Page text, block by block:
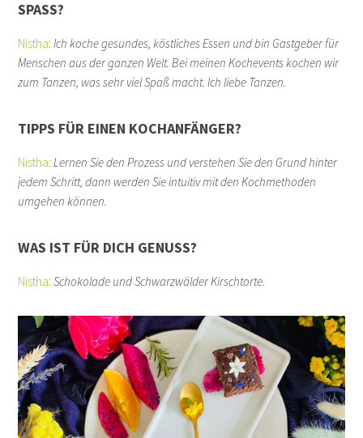
SPASS?
Nistha:Ich koche gesundes, köstliches Essen und bin Gastgeber für
Menschen aus der ganzen Welt. Bei meinen Kochevents kochen wir
zum Tanzen, was sehr viel Spaß macht. Ich liebe Tanzen.
TIPPS FÜR EINEN KOCHANFÄNGER?
Nistha:Lernen Sie den Prozess und verstehen Sie den Grund hinter
jedem Schritt, dann werden Sie intuitiv mit den Kochmethoden
umgehen können.
WAS IST FÜR DICH GENUSS?
Nistha:Schokolade und Schwarzwälder Kirschtorte.